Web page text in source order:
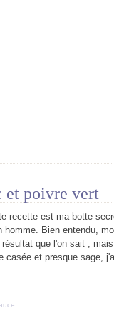
et poivre vert
recette est ma botte
homme. Bien entendu,
que l'on sait ;
casée et presque sage,